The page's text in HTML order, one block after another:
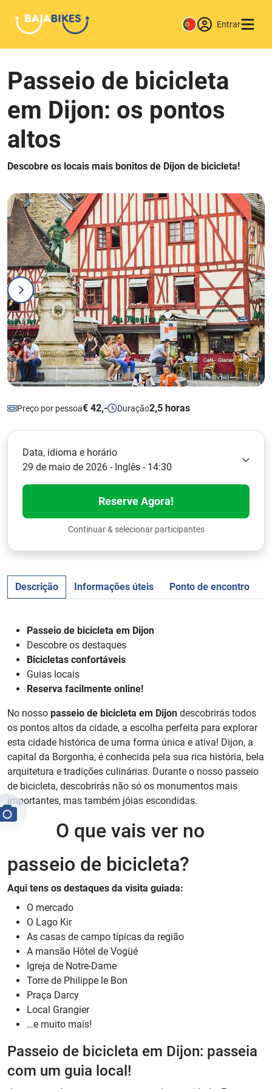
Entrar
Passeio de bicicleta
em Dijon: os pontos
altos
Descobre os locais mais bonitos de Dijon de bicicleta!
Preço por pessoa€ 42,- Duração2,5 horas
Data, idioma e horário
29 de maio de 2026 - Inglês - 14:30
Reserve Agora!
Continuar & selecionar participantes
Descrição Informações úteis Ponto de encontro
Passeio de bicicleta em Dijon
Descobre os destaques
Bicicletas confortáveis
Guias locais
Reserva facilmente online!
No nosso passeio de bicicleta em Dijon descobrirás todos
os pontos altos da cidade, a escolha perfeita para explorar
esta cidade histórica de uma forma única e ativa! Dijon, a
capital da Borgonha, é conhecida pela sua rica história, bela
arquitetura e tradições culinárias. Durante o nosso passeio
de bicicleta, descobrirás não só os monumentos mais
importantes, mas também jóias escondidas.
O que vais ver no
passeio de bicicleta?
Aqui tens os destaques da visita guiada:
O mercado
O Lago Kir
As casas de campo típicas da região
A mansão Hôtel de Vogüé
Igreja de Notre-Dame
Torre de Philippe le Bon
Praça Darcy
Local Grangier
…e muito mais!
Passeio de bicicleta em Dijon: passeia
com um guia local!